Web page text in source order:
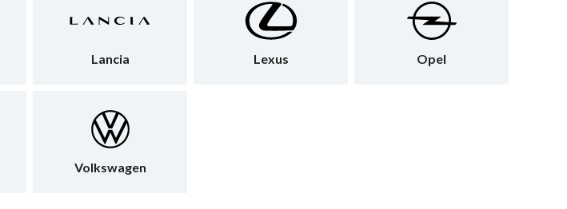
Lancia Lexus Opel
Volkswagen